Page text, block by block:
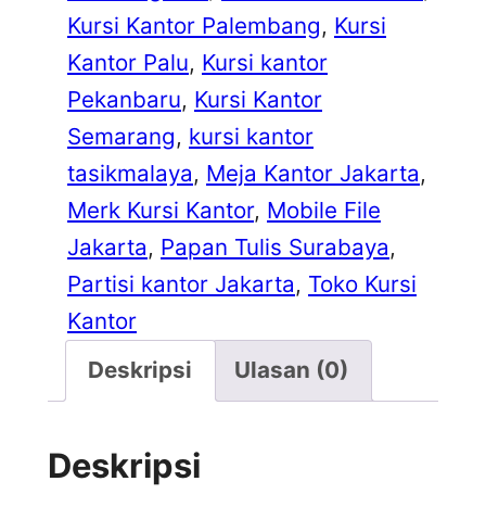
Kursi Kantor Palembang, Kursi
Kantor Palu, Kursi kantor
Pekanbaru, Kursi Kantor
Semarang, kursi kantor
tasikmalaya, Meja Kantor Jakarta
Merk Kursi Kantor, Mobile File
Jakarta, Papan Tulis Surabaya
Partisi kantor Jakarta, Toko Kursi
Kantor
Deskripsi
Ulasan (0)
Deskripsi